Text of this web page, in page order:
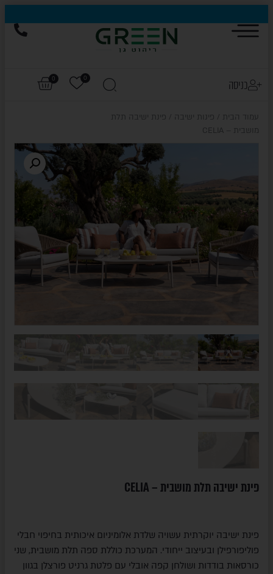
כניסה 0
0
עמוד הבית פינות ישיבה
/ פינת ישיבה תלת
מושבית – CELIA
פינת ישיבה תלת מושבית – CELIA
פינת ישיבה יוקרתית עשויה שלדת אלומיניום איכותית בחיפוי חבלי
פוליפורפילן ובעיצוב ייחודי. המערכת כוללת ספה תלת מושבית, שני
כורסאות בודדות ושולחן קפה אובלי עם פלטת גרניט פורצלן בגוון